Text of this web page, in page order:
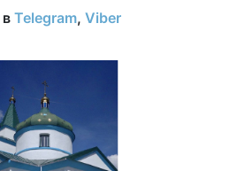
Telegram, Viber